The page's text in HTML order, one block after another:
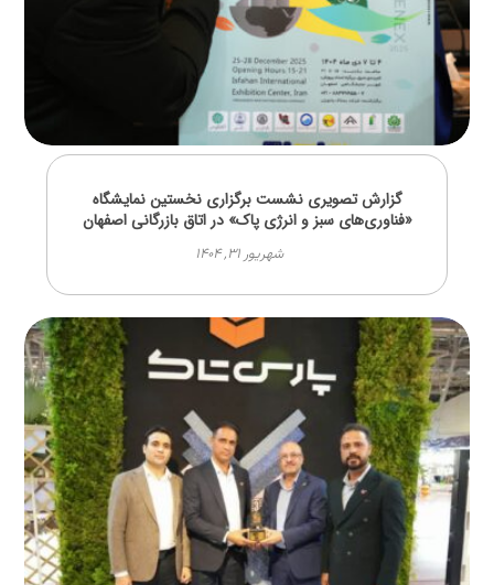
گزارش تصویری نشست برگزاری نخستین نمایشگاه
«فناوری‌های سبز و انرژی پاک» در اتاق بازرگانی اصفهان
شهریور ۳۱, ۱۴۰۴